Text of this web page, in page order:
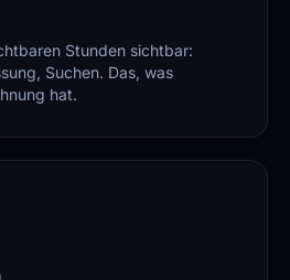
Stunden sichtbar:
Suchen. Das, was
hat.